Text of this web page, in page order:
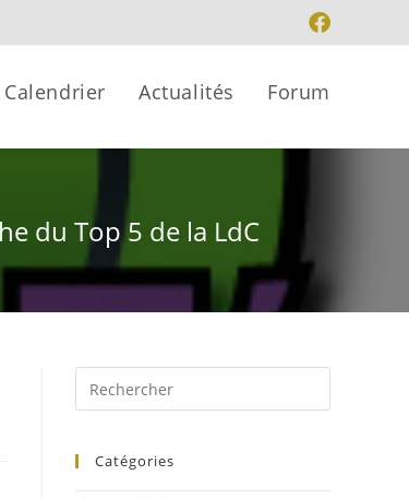
Calendrier Actualités Forum
du Top 5 de la LdC
Catégories